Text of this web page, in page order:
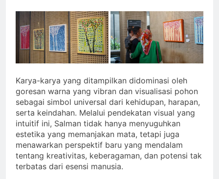
Karya-karya yang ditampilkan didominasi oleh
goresan warna yang vibran dan visualisasi pohon
sebagai simbol universal dari kehidupan, harapan,
serta keindahan. Melalui pendekatan visual yang
intuitif ini, Salman tidak hanya menyuguhkan
estetika yang memanjakan mata, tetapi juga
menawarkan perspektif baru yang mendalam
tentang kreativitas, keberagaman, dan potensi tak
terbatas dari esensi manusia.